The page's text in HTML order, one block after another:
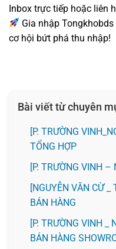
Inbox trực tiếp hoặc liên
Gia nhập
cơ hội bứt phá thu nhập!
Bài viết từ chuyên
[P. TRƯỜNG
TỔNG HỢP
[P. TRƯỜNG VINH –
[NGUYỄN VĂN CỪ _
BÁN HÀNG
[P. TRƯỜNG VINH _
BÁN HÀNG